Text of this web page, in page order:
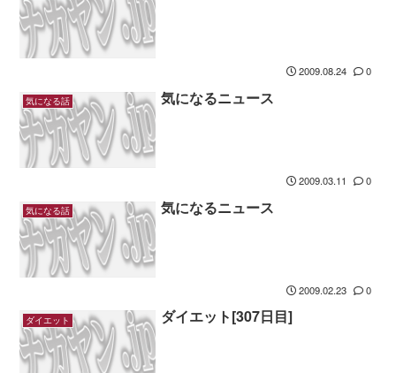
2009.08.24 0
気になる話 気になるニュース
2009.03.11 0
気になる話 気になるニュース
2009.02.23 0
ダイエット ダイエット[307日目]